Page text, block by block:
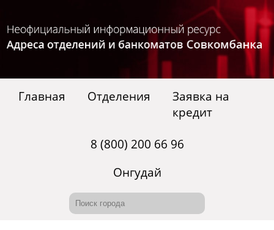
Главная Отделения
Заявка на
кредит
8 (800) 200 66 96
Онгудай